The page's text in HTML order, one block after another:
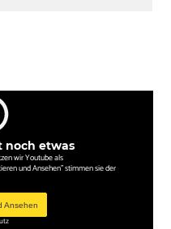
noch etwas
wir Youtube als
und Ansehen" stimmen sie der
Ansehen